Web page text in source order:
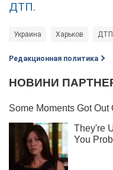
ДТП.
Украина Харьков ДТП
Редакционная политика